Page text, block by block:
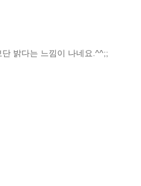
밝다는 느낌이 나네요.^^;;